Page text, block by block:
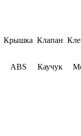
Крышка Клапан
ABS Каучук